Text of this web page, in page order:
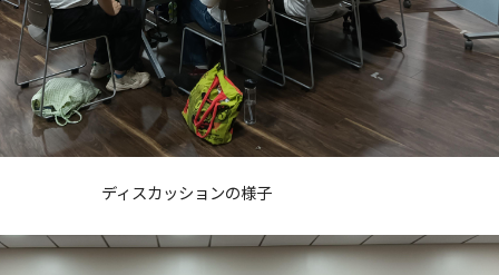
ディスカッションの様子